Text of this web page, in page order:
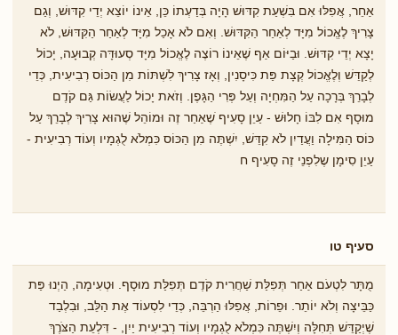
אַחֵר, אֲפִלּוּ אִם בִּשְׁעַת קִדּוּשׁ הָיָה בְּדַעְתוֹ כֵּן, אֵינוֹ יוֹצֵא יְדֵי קִדּוּשׁ, וְגַם
צָרִיךְ לֶאֱכוֹל מִיָּד לְאַחַר הַקִּדּוּשׁ. וְאִם לֹא אָכַל מִיָּד לְאַחַר הַקִּדּוּשׁ, לֹא
יָצָא יְדֵי קִדּוּשׁ. וּבַיּוֹם אַף שֶׁאֵינוֹ רוֹצֶה לֶאֱכוֹל מִיָּד סְעוּדָּה קְבוּעָה, יָכוֹל
לְקַדֵּשׁ וְלֶאֱכוֹל קְצָת פַּת כִּיסָנִין, וְאָז צָרִיךְ לִשְׁתּוֹת מִן הַכּוֹס רְבִיעִית, כְּדֵי
לְבָרֵךְ בְּרָכָה עַל הַמִּחְיָה וְעַל פְּרִי הַגָּפֶן. וְזֹאת יָכוֹל לַעֲשׂוֹת גַּם קֹדֶם
מוּסָף אִם לִבּוֹ חָלוּשׁ - עַיֵן סָעִיף ֹשֶאַחַר זֶה וּמוֹהֵל שֶׁהוּא צָרִיךְ לְבָרֵךְ עַל
כּוֹס הַמִּילָה וַעֲדַיִן לֹא קִדֵּשׁ, יִשְׁתֶּה מִן הַכּוֹס כִּמְלֹא לֻגְמָיו וְעוֹד רְבִיעִית -
עַיֵן סִימָן שֶלִפְנֵי זֶה סָעִיף ח
סעיף טו
מֻתָּר לִטְעֹם אַחַר תְּפִלַּת שַׁחֲרִית קֹדֶם תְּפִלַּת מוּסָף. וּטְעִימָה, הַיְנוּ פַּת
כַּבֵּיצָה וְלֹא יוֹתֵר. וּפֵרוֹת, אֲפִלּוּ הַרְבֵּה, כְּדֵי לִסְעוֹד אֶת הַלֵּב, וּבִלְבַד
שֶׁיְקַדֵּשׁ תְּחִלָּה וְיִשְׁתֶּה כִּמְלֹא לֻגְמָיו וְעוֹד רְבִיעִית יַיִן, - דִּלְעֵת הַצֹּרֶךְ